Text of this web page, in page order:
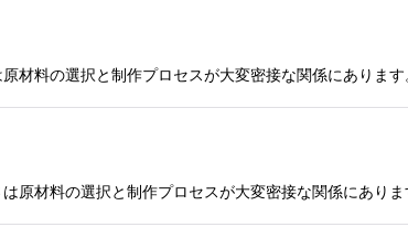
材料の選択と制作プロセスが大変密接な関係にありま
原材料の選択と制作プロセスが大変密接な関係にあり